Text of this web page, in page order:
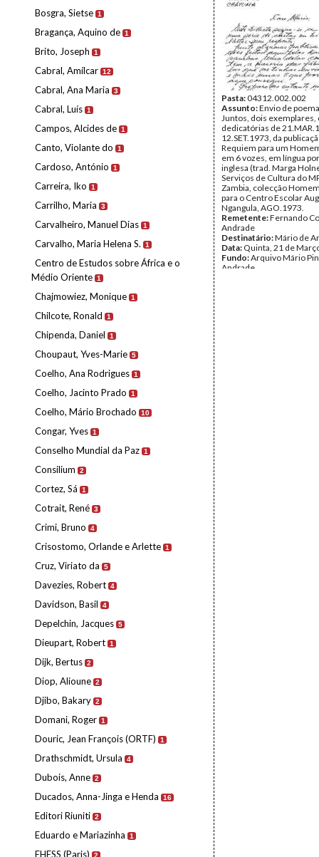
Bosgra, Sietse 1
Bragança, Aquino de 1
Brito, Joseph 1
Cabral, Amílcar 12
Cabral, Ana Maria 3
Cabral, Luís 1
Campos, Alcides de 1
Canto, Violante do 1
Cardoso, António 1
Carreira, Iko 1
Carrilho, Maria 3
Carvalheiro, Manuel Dias 1
Carvalho, Maria Helena S. 1
Centro de Estudos sobre África e o
Médio Oriente 1
Chajmowiez, Monique 1
Chilcote, Ronald 1
Chipenda, Daniel 1
Choupaut, Yves-Marie 5
Coelho, Ana Rodrigues 1
Coelho, Jacinto Prado 1
Coelho, Mário Brochado 10
Congar, Yves 1
Conselho Mundial da Paz 1
Consilium 2
Cortez, Sá 1
Cotrait, René 3
Crimi, Bruno 4
Crisostomo, Orlande e Arlette 1
Cruz, Viriato da 5
Davezies, Robert 4
Davidson, Basil 4
Depelchin, Jacques 5
Dieupart, Robert 1
Dijk, Bertus 2
Diop, Alioune 2
Djibo, Bakary 2
Domani, Roger 1
Douric, Jean François (ORTF) 1
Drathschmidt, Ursula 4
Dubois, Anne 2
Ducados, Anna-Jinga e Henda 16
Editori Riuniti 2
Eduardo e Mariazinha 1
EHESS (Paris) 2
Pasta:04312.002.002
Assunto:Envio de
Juntos, dois exemplares,
dedicatórias de
12.SET.1973, da
Requiem para um
em 6 vozes, em língua
inglesa (trad. Marga
Serviços de Cultura do
Zambia, colecção
para o Centro Escolar
Ngangula, AGO.1973.
Remetente:Fernando
Andrade
Destinatário:Mário de
Data: Quinta, 21 de
Fundo:Arquivo Mário
Andrade